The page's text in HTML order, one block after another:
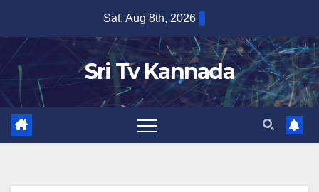
content
Sat. Aug 8th, 2026
Sri Tv Kannada